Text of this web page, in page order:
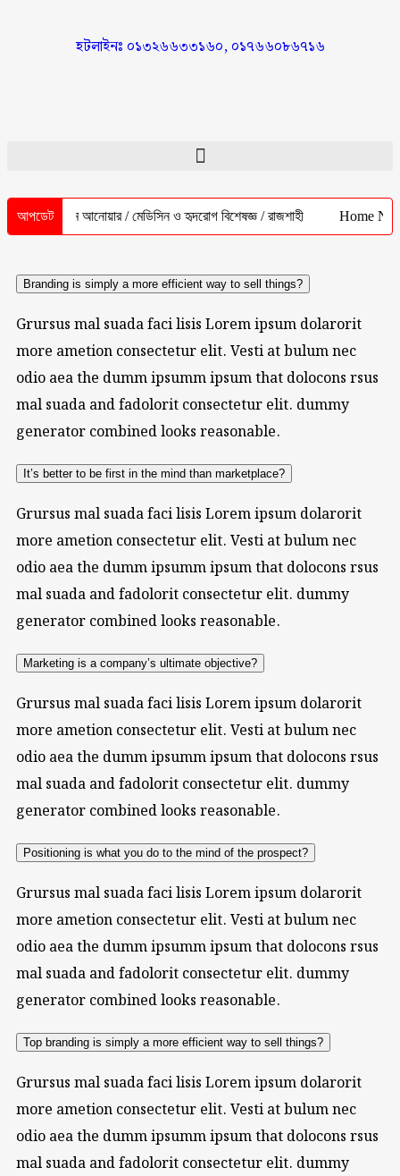
হটলাইনঃ ০১৩২৬৬৩৩১৬০, ০১৭৬৬০৮৬৭১৬
আপডেট
ডা. আজিম আনোয়ার / মেডিসিন ও হৃদরোগ বিশেষজ্ঞ / রাজশাহী Home
Branding is simply a more efficient way to sell things?
Grursus mal suada faci lisis Lorem ipsum dolarorit
more ametion consectetur elit. Vesti at bulum nec
odio aea the dumm ipsumm ipsum that dolocons rsus
mal suada and fadolorit consectetur elit. dummy
generator combined looks reasonable.
It’s better to be first in the mind than marketplace?
Grursus mal suada faci lisis Lorem ipsum dolarorit
more ametion consectetur elit. Vesti at bulum nec
odio aea the dumm ipsumm ipsum that dolocons rsus
mal suada and fadolorit consectetur elit. dummy
generator combined looks reasonable.
Marketing is a company’s ultimate objective?
Grursus mal suada faci lisis Lorem ipsum dolarorit
more ametion consectetur elit. Vesti at bulum nec
odio aea the dumm ipsumm ipsum that dolocons rsus
mal suada and fadolorit consectetur elit. dummy
generator combined looks reasonable.
Positioning is what you do to the mind of the prospect?
Grursus mal suada faci lisis Lorem ipsum dolarorit
more ametion consectetur elit. Vesti at bulum nec
odio aea the dumm ipsumm ipsum that dolocons rsus
mal suada and fadolorit consectetur elit. dummy
generator combined looks reasonable.
Top branding is simply a more efficient way to sell things?
Grursus mal suada faci lisis Lorem ipsum dolarorit
more ametion consectetur elit. Vesti at bulum nec
odio aea the dumm ipsumm ipsum that dolocons rsus
mal suada and fadolorit consectetur elit. dummy